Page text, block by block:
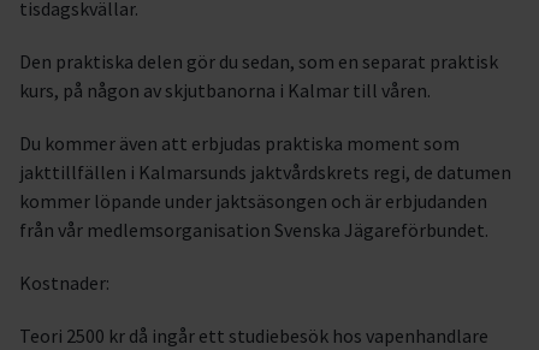
tisdagskvällar.
Den praktiska delen gör du sedan, som en separat praktisk
kurs, på någon av skjutbanorna i Kalmar till våren.
Du kommer även att erbjudas praktiska moment som
jakttillfällen i Kalmarsunds jaktvårdskrets regi, de datumen
kommer löpande under jaktsäsongen och är erbjudanden
från vår medlemsorganisation Svenska Jägareförbundet.
Kostnader:
Teori 2500 kr då ingår ett studiebesök hos vapenhandlare